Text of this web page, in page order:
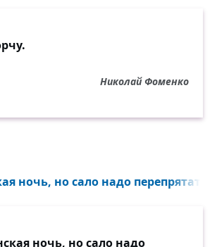
Николай Фоменко
ночь, но сало надо
ночь, но сало надо